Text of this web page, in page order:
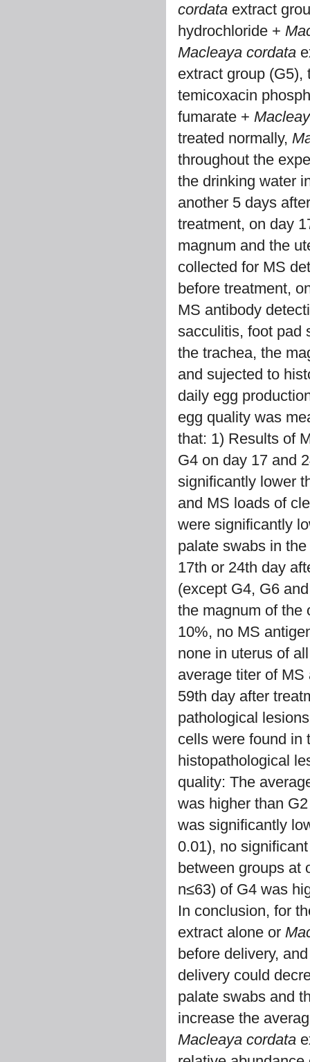
cordata extract
hydrochloride +
Macleaya cordata
extract group
temicoxacin
fumarate +
treated normally,
throughout the
the drinking water
another 5 days
treatment, on day
magnum and the
collected for MS
before treatment,
MS antibody
sacculitis, foot pad
the trachea, the
and sujected to
daily egg
egg quality was
that: 1) Results of
G4 on day 17 and
significantly lower
and MS loads of
were significantly
palate swabs in
17th or 24th day
(except G4, G6
the magnum of the
10%, no MS
none in uterus of
average titer of
59th day after
pathological
cells were found in
histopathological
quality: The
was higher than
was significantly
0.01), no
between groups at
n≤63) of G4 was
In conclusion, for
extract alone or
before delivery,
delivery could
palate swabs and
increase the
Macleaya cordata